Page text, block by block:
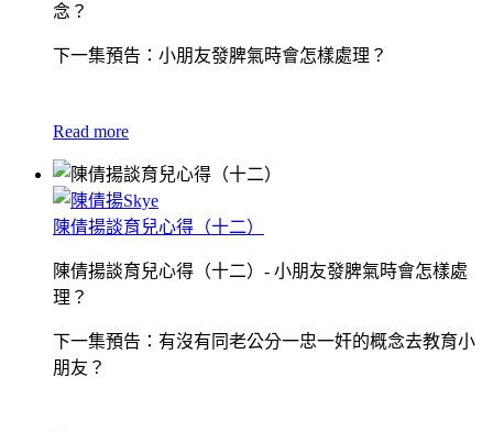
念？
下一集預告：小朋友發脾氣時會怎樣處理？
Read more
陳倩揚談育兒心得（十二）
陳倩揚談育兒心得（十二）- 小朋友發脾氣時會怎樣處
理？
下一集預告：有沒有同老公分一忠一奸的概念去教育小
朋友？